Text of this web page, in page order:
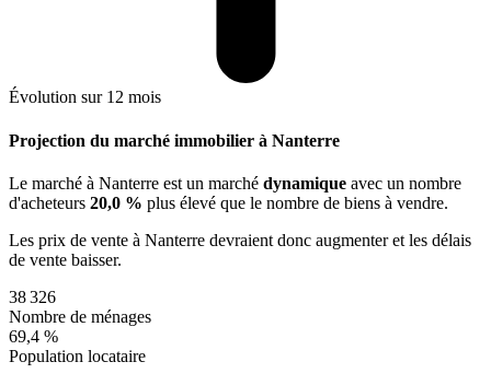
Évolution sur 12 mois
Projection du marché immobilier à Nanterre
Le marché à Nanterre est un marché dynamique avec un nombre
d'acheteurs 20,0 % plus élevé que le nombre de biens à vendre.
Les prix de vente à Nanterre devraient donc augmenteret les délais
de vente baisser.
38 326
Nombre de ménages
69,4 %
Population locataire